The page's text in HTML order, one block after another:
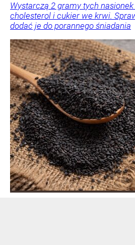
Wystarczą 2 gramy tych
cholesterol i cukier we krwi.
dodać je do porannego śniadania